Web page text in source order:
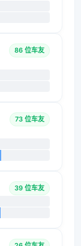
86 位车友
73 位车友
39 位车友